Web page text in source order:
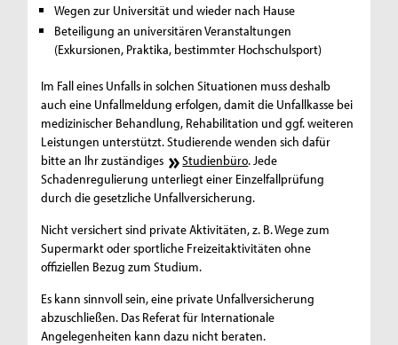
Wegen zur Universität und wieder nach Hause
Beteiligung an universitären Veranstaltungen
(Exkursionen, Praktika, bestimmter Hochschulsport)
Im Fall eines Unfalls in solchen Situationen muss deshalb
auch eine Unfallmeldung erfolgen, damit die Unfallkasse bei
medizinischer Behandlung, Rehabilitation und ggf. weiteren
Leistungen unterstützt. Studierende wenden sich dafür
bitte an Ihr zuständiges
Studienbüro. Jede
Schadenregulierung unterliegt einer Einzelfallprüfung
durch die gesetzliche Unfallversicherung.
Nicht versichert sind private Aktivitäten, z. B. Wege zum
Supermarkt oder sportliche Freizeitaktivitäten ohne
offiziellen Bezug zum Studium.
Es kann sinnvoll sein, eine private Unfallversicherung
abzuschließen. Das Referat für Internationale
Angelegenheiten kann dazu nicht beraten.